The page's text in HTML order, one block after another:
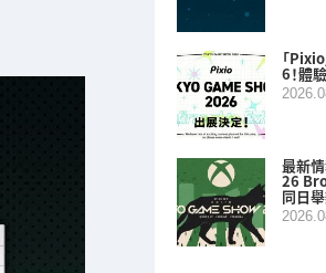
「
6！體
最新
26
同日